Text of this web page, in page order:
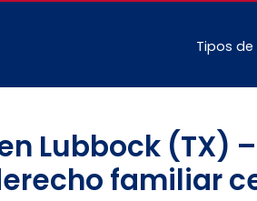
Tipos
Lubbock (TX)
familiar